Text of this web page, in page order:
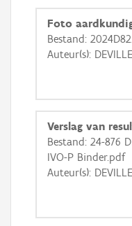
Foto
Bestand:
Auteur(s):
Verslag van
Bestand: 24-876
IVO-P Binder.pdf
Auteur(s):